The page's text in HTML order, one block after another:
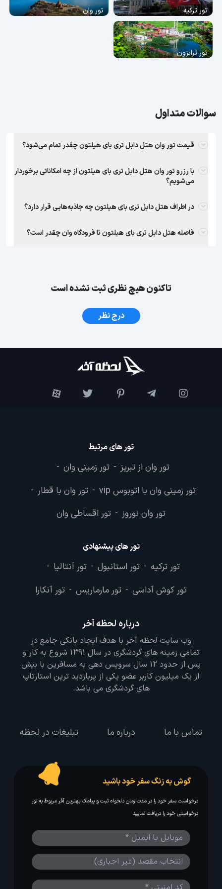
تور ترکیه تور وان
تور ترابزون
سوالات متداول
قیمت تور وان هتل دابل تری بای هیلتون چقدر تمام می‌شود؟
با رزرو تور وان هتل دابل تری بای هیلتون از چه امکاناتی برخوردار
می‌شویم؟
در اطراف هتل دابل تری بای هیلتون چه جاذبه‌هایی قرار دارد؟
فاصله هتل دابل تری بای هیلتون تا فرودگاه وان چقدر است؟
تاکنون هیچ نظری ثبت نشده است
درج نظر
تور های مرتبط
تور وان از تبریز - تور زمینی وان -
تور زمینی وان با اتوبوس vip - تور وان با قطار -
تور وان نوروز - تور اقساطی وان
تور های پیشنهادی
تور ترکیه - تور استانبول - تور آنتالیا -
تور کوش آداسی - تور مارماریس - تور آنکارا
درباره لحظه آخر
وب سایت لحظه آخر با هدف ایجاد بانکی جامع در
تمامی زمینه های گردشگری در سال 1391 شروع به کار و
پس از حدود 12 سال سرویس دهی به مسافرین با بیش
از یک میلیون کاربر عضو یکی از پربازدید ترین استارتاپ
های گردشگری می باشد.
تماس با ما درباره ما تبلیغات در لحظه
گوش به زنگ سفر خود باشید
درخواست سفر خود را در مدت زمان دلخواه ثبت و پیامک بهترین آفر مربوط به تور
درخواستی خود را دریافت نمایید